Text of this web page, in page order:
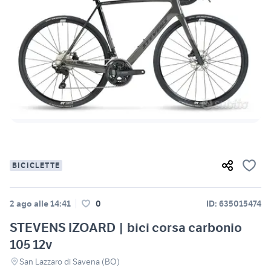
BICICLETTE
2 ago alle 14:41 0 ID: 635015474
STEVENS IZOARD | bici corsa carbonio
105 12v
San Lazzaro di Savena (BO)